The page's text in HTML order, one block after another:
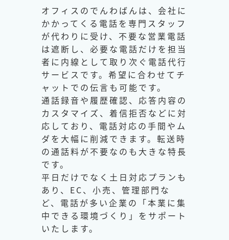
オフィスのでんわばんは、会社に
かかってくる電話を専門スタッフ
が代わりに受け、不要な営業電話
は遮断し、必要な電話だけを担当
者に内線として取り次ぐ電話代行
サービスです。希望に合わせてチ
ャットでの伝言も可能です。
通話録音や履歴確認、応答内容の
カスタマイズ、着信拒否などに対
応しており、電話対応の手間やム
ダを大幅に削減できます。転送時
の通話料が不要なのも大きな特長
です。
平日だけでなく土日対応プランも
あり、EC、小売、管理部門な
ど、電話が多い企業の「本業に集
中できる環境づくり」をサポート
いたします。